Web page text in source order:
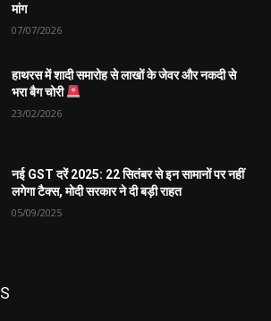
मांग
07/07/2026
हाथरस में शादी समारोह से लाखों के जेवर और नकदी से
भरा बैग चोरी
23/02/2026
नई GST दरें 2025: 22 सितंबर से इन सामानों पर नहीं
लगेगा टैक्स, मोदी सरकार ने दी बड़ी राहत
05/09/2025